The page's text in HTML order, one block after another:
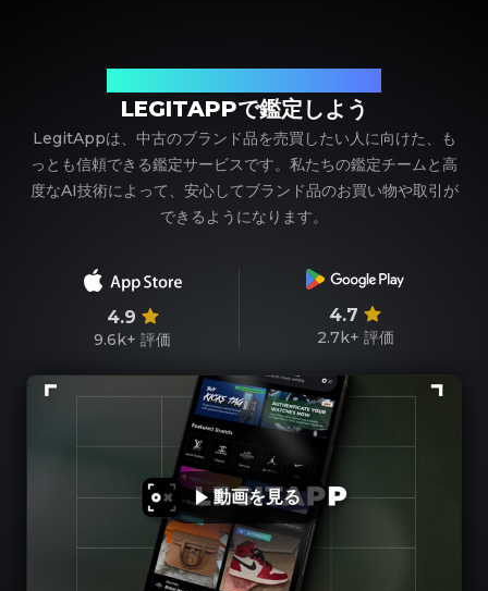
LEGITAPPで鑑定しよう
LegitAppは、中古のブランド品を売買したい人に向けた、も
っとも信頼できる鑑定サービスです。私たちの鑑定チームと高
度なAI技術によって、安心してブランド品のお買い物や取引が
できるようになります。
4.9
9.6k+ 評価
4.7
2.7k+ 評価
動画を見る